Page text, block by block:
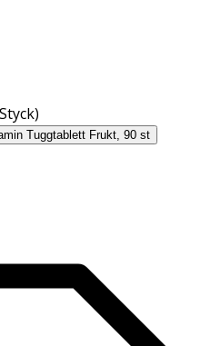
Tuggtablett Frukt, 90 st